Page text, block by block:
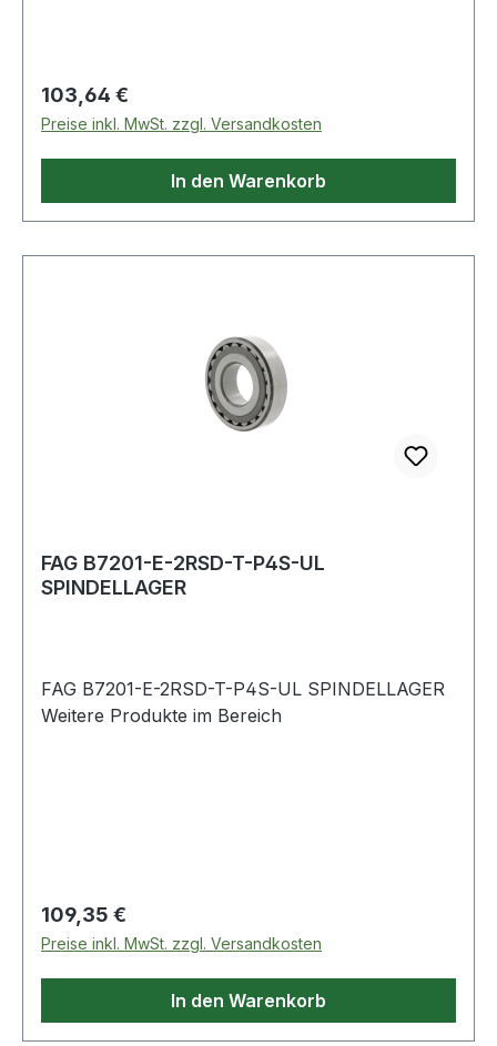
Regulärer Preis:
103,64 €
Preise inkl. MwSt. zzgl. Versandkosten
In den Warenkorb
FAG B7201-E-2RSD-T-P4S-UL
SPINDELLAGER
FAG B7201-E-2RSD-T-P4S-UL SPINDELLAGER
Weitere Produkte im Bereich
Regulärer Preis:
109,35 €
Preise inkl. MwSt. zzgl. Versandkosten
In den Warenkorb